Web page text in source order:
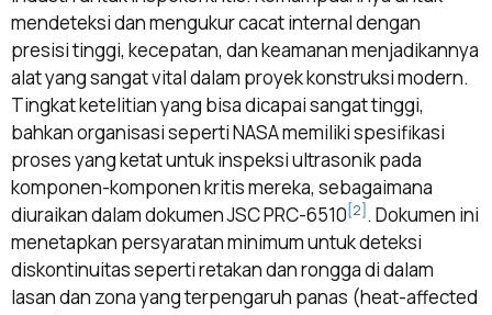
mendeteksi dan mengukur cacat internal dengan
presisi tinggi, kecepatan, dan keamanan menjadikannya
alat yang sangat vital dalam proyek konstruksi modern.
Tingkat ketelitian yang bisa dicapai sangat tinggi,
bahkan organisasi seperti NASA memiliki spesifikasi
proses yang ketat untuk inspeksi ultrasonik pada
komponen-komponen kritis mereka, sebagaimana
diuraikan dalam dokumen JSC PRC-6510 [2]. Dokumen ini
menetapkan persyaratan minimum untuk deteksi
diskontinuitas seperti retakan dan rongga di dalam
lasan dan zona yang terpengaruh panas (heat-affected